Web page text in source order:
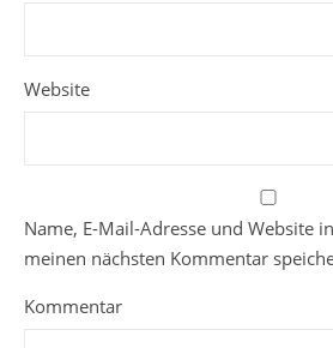
Website
Name, E-Mail-Adresse und Website
meinen nächsten Kommentar
Kommentar